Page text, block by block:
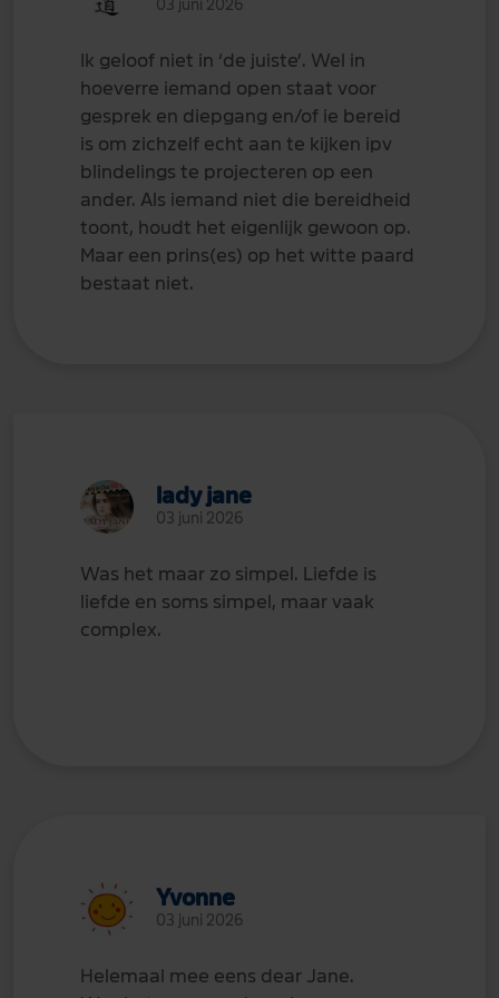
03 juni 2026
Ik geloof niet in ‘de juiste’. Wel in
hoeverre iemand open staat voor
gesprek en diepgang en/of ie bereid
is om zichzelf echt aan te kijken ipv
blindelings te projecteren op een
ander. Als iemand niet die bereidheid
toont, houdt het eigenlijk gewoon op.
Maar een prins(es) op het witte paard
bestaat niet.
lady jane
03 juni 2026
Was het maar zo simpel. Liefde is
liefde en soms simpel, maar vaak
complex.
Yvonne
03 juni 2026
Helemaal mee eens dear Jane.